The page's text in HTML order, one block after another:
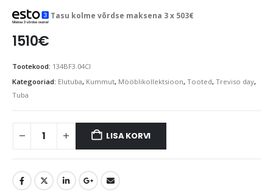
Tasu kolme võrdse maksena 3 x 503€
1510€
Tootekood: 134BF3.04CI
Kategooriad: Elutuba, Kummut, Mööblikollektsioon, Tooted, Treviso day,
Tuba
LISA KORVI